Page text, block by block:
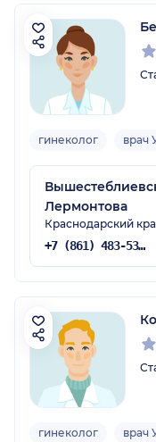
гинеколог врач
Лермонтова
Краснодарский
+7 (861) 483-53-91
гинеколог врач